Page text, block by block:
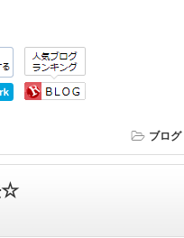
ブログ
☆